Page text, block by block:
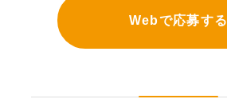
Webで応募する